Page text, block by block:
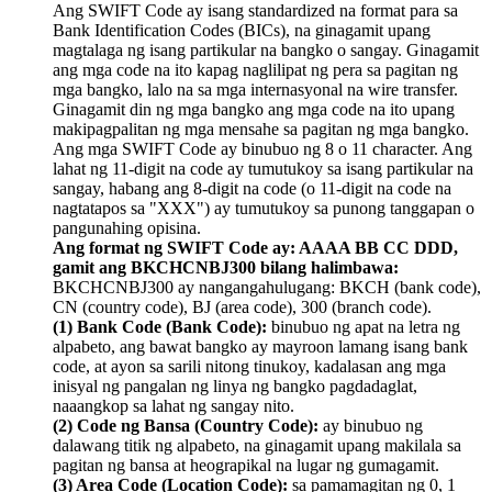
Ang SWIFT Code ay isang standardized na format para sa
Bank Identification Codes (BICs), na ginagamit upang
magtalaga ng isang partikular na bangko o sangay. Ginagamit
ang mga code na ito kapag naglilipat ng pera sa pagitan ng
mga bangko, lalo na sa mga internasyonal na wire transfer.
Ginagamit din ng mga bangko ang mga code na ito upang
makipagpalitan ng mga mensahe sa pagitan ng mga bangko.
Ang mga SWIFT Code ay binubuo ng 8 o 11 character. Ang
lahat ng 11-digit na code ay tumutukoy sa isang partikular na
sangay, habang ang 8-digit na code (o 11-digit na code na
nagtatapos sa "XXX") ay tumutukoy sa punong tanggapan o
pangunahing opisina.
Ang format ng SWIFT Code ay: AAAA BB CC DDD,
gamit ang BKCHCNBJ300 bilang halimbawa:
BKCHCNBJ300 ay nangangahulugang: BKCH (bank code),
CN (country code), BJ (area code), 300 (branch code).
(1) Bank Code (Bank Code): binubuo ng apat na letra ng
alpabeto, ang bawat bangko ay mayroon lamang isang bank
code, at ayon sa sarili nitong tinukoy, kadalasan ang mga
inisyal ng pangalan ng linya ng bangko pagdadaglat,
naaangkop sa lahat ng sangay nito.
(2) Code ng Bansa (Country Code): ay binubuo ng
dalawang titik ng alpabeto, na ginagamit upang makilala sa
pagitan ng bansa at heograpikal na lugar ng gumagamit.
(3) Area Code (Location Code): sa pamamagitan ng 0, 1